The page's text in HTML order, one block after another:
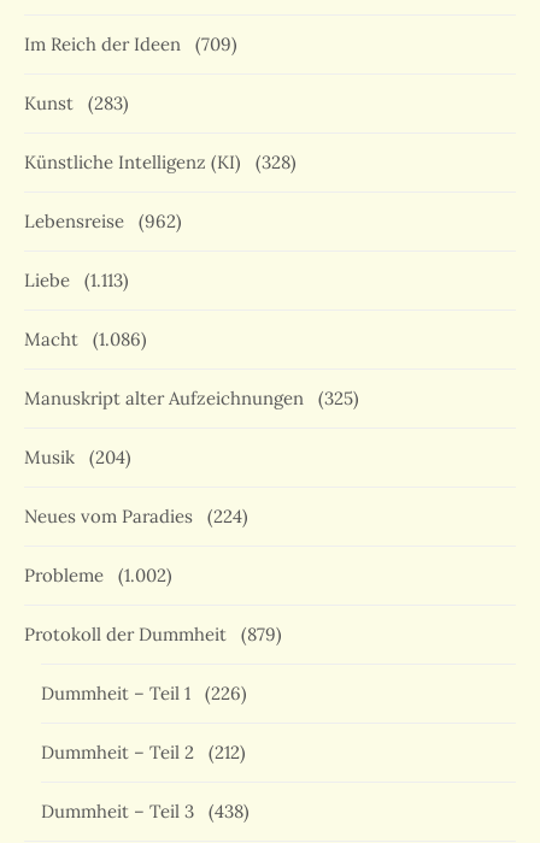
Im Reich der Ideen (709)
Kunst (283)
Künstliche Intelligenz (KI) (328)
Lebensreise (962)
Liebe (1.113)
Macht (1.086)
Manuskript alter Aufzeichnungen (325)
Musik (204)
Neues vom Paradies (224)
Probleme (1.002)
Protokoll der Dummheit (879)
Dummheit – Teil 1 (226)
Dummheit – Teil 2 (212)
Dummheit – Teil 3 (438)